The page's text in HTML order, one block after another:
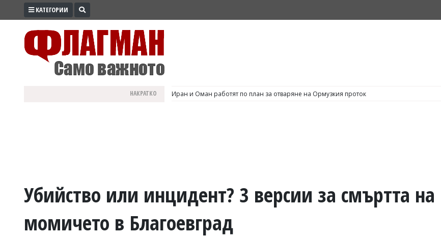
ПРОМО
ЛАЙФСТАЙЛ
ВОЙНАТА
УКРАЙНА
КАТЕГОРИИ
НАКРАТКО Иран и Оман работят по план за отваряне на Ормузкия проток
Убийство или инцидент? 3 версии за смъртта на
момичето в Благоевград